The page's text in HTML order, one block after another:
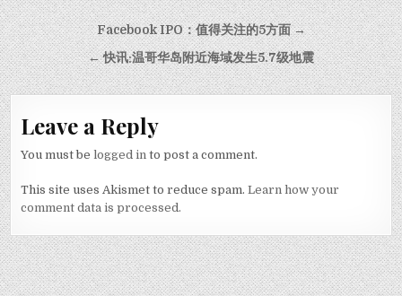
Post navigation
Facebook IPO：值得关注的5方面 →
← 快讯:温哥华岛附近海域发生5.7级地震
Leave a Reply
You must belogged in to post a comment.
This site uses Akismet to reduce spam.Learn how your
comment data is processed.